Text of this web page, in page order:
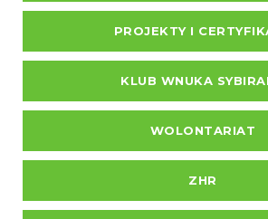
PROJEKTY I
KLUB WNUKA
WOLONTARIAT
ZHR